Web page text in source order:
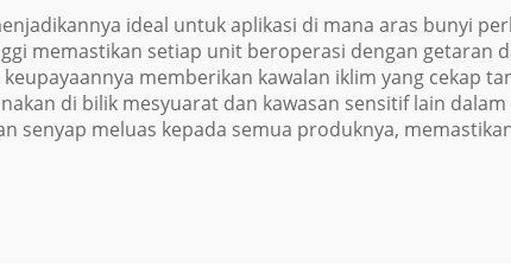
ideal untuk aplikasi di mana aras bunyi
memastikan setiap unit beroperasi dengan getaran
memberikan kawalan iklim yang cekap
di bilik mesyuarat dan kawasan sensitif lain
meluas kepada semua produknya,